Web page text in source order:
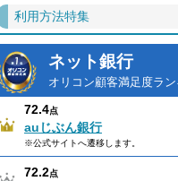
利用方法特集
ネット銀行
オリコン顧客満足度ラ
72.4点
auじぶん銀行
※公式サイトへ遷移します。
72.2点